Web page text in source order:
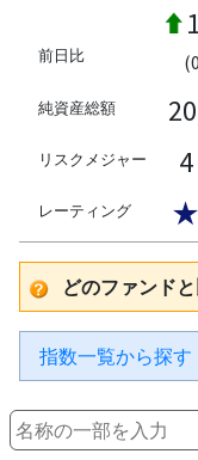
前日比
純資産総額
リスクメジャー
レーティング
どのファンド
指数一覧から探す